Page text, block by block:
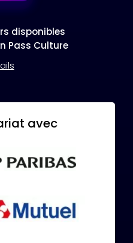
disponibles
Pass Culture
avec